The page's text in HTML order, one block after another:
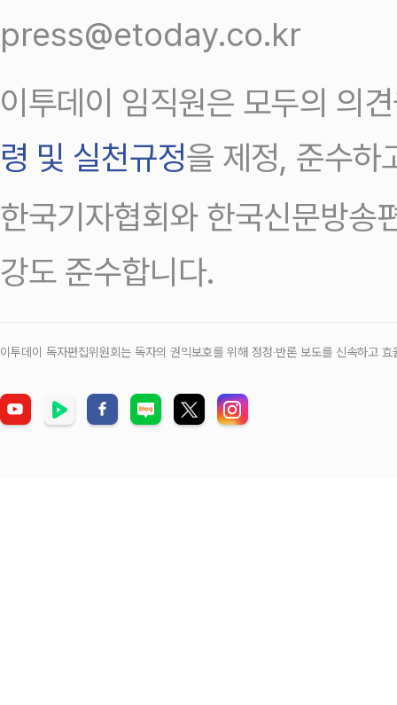
press@etoday.co.kr
이투데이 임직원은 모두의 의
령 및 실천규정을 제정, 준수하
한국기자협회와 한국신문방송
강도 준수합니다.
이투데이 독자편집위원회는 독자의 권익보호를 위해 정정‧반론 보도를 신속하고